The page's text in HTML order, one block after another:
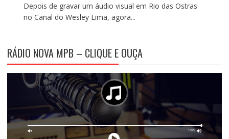
Depois de gravar um áudio visual em Rio das Ostras
no Canal do Wesley Lima, agora...
RÁDIO NOVA MPB – CLIQUE E OUÇA